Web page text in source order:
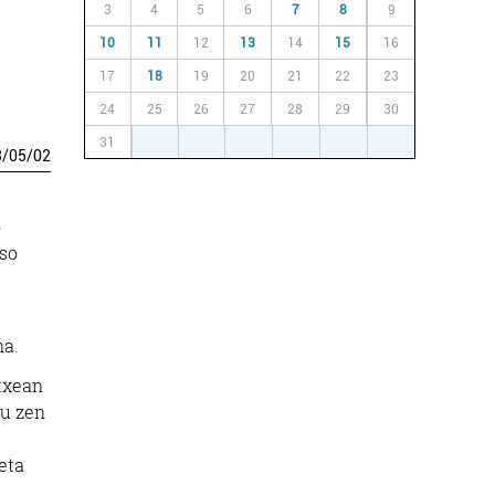
/05/02
zen
3 4 5 6 7 8 9
10 11 12 13 14 15 16
17 18 19 20 21 22 23
24 25 26 27 28 29 30
31